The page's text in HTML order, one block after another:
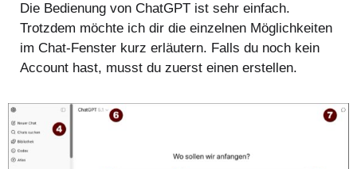
Die Bedienung von ChatGPT ist sehr einfach.
Trotzdem möchte ich dir die einzelnen Möglichkeiten
im Chat-Fenster kurz erläutern. Falls du noch kein
Account hast, musst du zuerst einen erstellen.